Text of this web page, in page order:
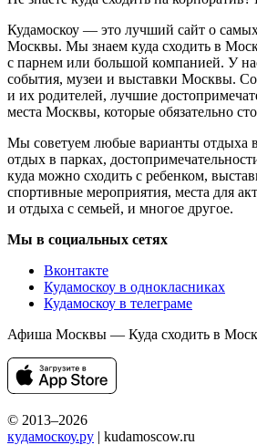
Кудамоскоу — это лучший сайт о
Москвы. Мы знаем куда сходить в
с парнем или большой компанией. У
события, музеи и выставки Москвы.
и их родителей, лучшие
места Москвы, которые обязательно
Мы советуем любые варианты отдыха
отдых в парках,
куда можно сходить с ребенком,
спортивные мероприятия, места для
и отдыха с семьей, и многое другое.
Мы в социальных сетях
Вконтакте
Кудамоскоу в однокласниках
Кудамоскоу в телеграме
Афиша Москвы — Куда сходить в
© 2013–2026
кудамоскоу.ру | kudamoscow.ru